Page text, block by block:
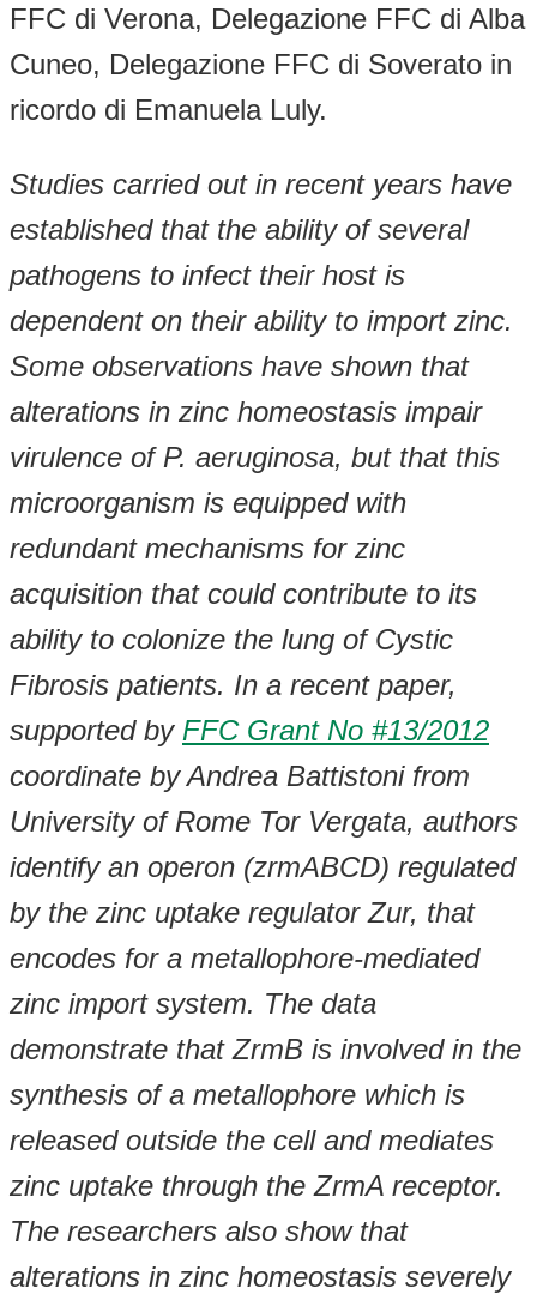
FFC di Verona, Delegazione FFC di Alba
Cuneo, Delegazione FFC di Soverato in
ricordo di Emanuela Luly.
Studies carried out in recent years have
established that the ability of several
pathogens to infect their host is
dependent on their ability to import zinc.
Some observations have shown that
alterations in zinc homeostasis impair
virulence of P. aeruginosa, but that this
microorganism is equipped with
redundant mechanisms for zinc
acquisition that could contribute to its
ability to colonize the lung of Cystic
Fibrosis patients. In a recent paper,
supported by FFC Grant No #13/2012
coordinate by Andrea Battistoni from
University of Rome Tor Vergata, authors
identify an operon (zrmABCD) regulated
by the zinc uptake regulator Zur, that
encodes for a metallophore-mediated
zinc import system. The data
demonstrate that ZrmB is involved in the
synthesis of a metallophore which is
released outside the cell and mediates
zinc uptake through the ZrmA receptor.
The researchers also show that
alterations in zinc homeostasis severely